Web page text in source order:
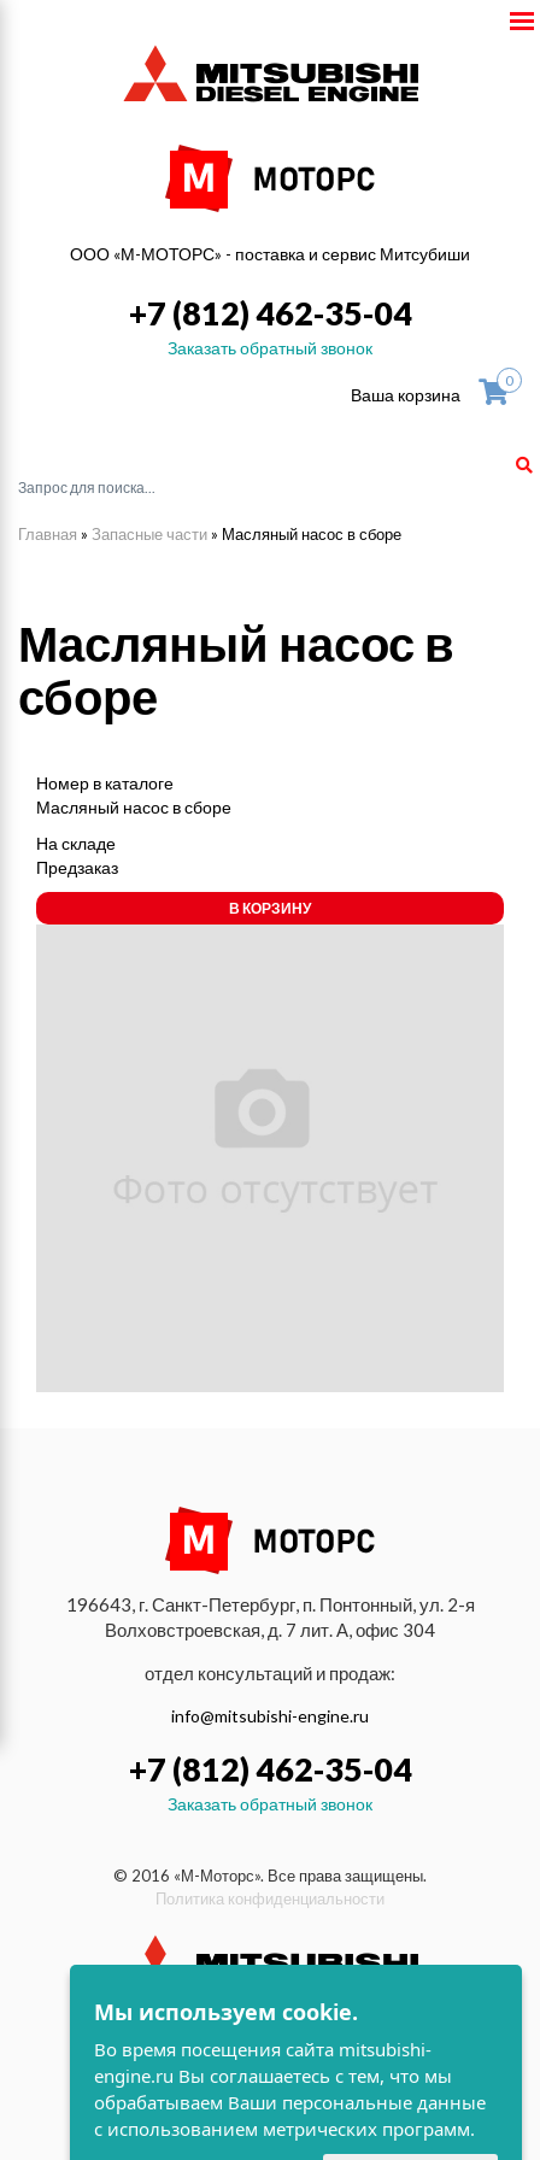
ООО «М-МОТОРС» - поставка и сервис Митсубиши
+7 (812) 462-35-04
Заказать обратный звонок
Ваша корзина
0
Главная » Запасные части » Масляный насос в сборе
Масляный насос в
сборе
Номер в каталоге
Масляный насос в сборе
На складе
Предзаказ
В КОРЗИНУ
196643, г. Санкт-Петербург, п. Понтонный, ул. 2-я
Волховстроевская, д. 7 лит. А, офис 304
отдел консультаций и продаж:
info@mitsubishi-engine.ru
+7 (812) 462-35-04
Заказать обратный звонок
© 2016 «М-Моторс». Все права защищены.
Политика конфиденциальности
индустриальные и морские
дизельные двигатели Mitsubishi
разработка сайта
Мы используем cookie.
Во время посещения сайта mitsubishi-
engine.ru Вы соглашаетесь с тем, что мы
обрабатываем Ваши персональные данные
с использованием метрических программ.